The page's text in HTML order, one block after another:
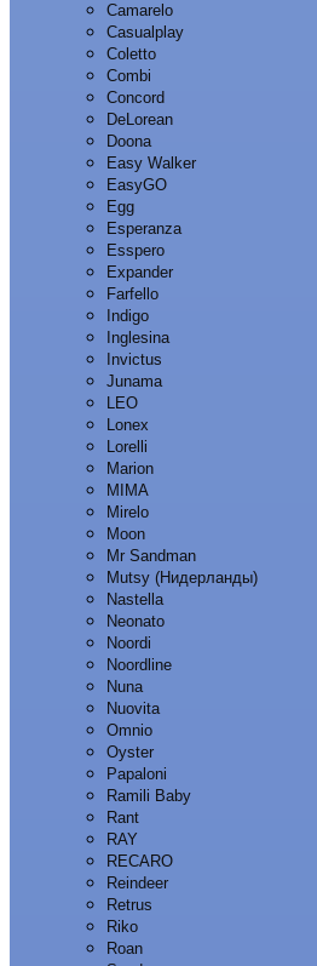
Camarelo
Casualplay
Coletto
Combi
Concord
DeLorean
Doona
Easy Walker
EasyGO
Egg
Esperanza
Esspero
Expander
Farfello
Indigo
Inglesina
Invictus
Junama
LEO
Lonex
Lorelli
Marion
MIMA
Mirelo
Moon
Mr Sandman
Mutsy (Нидерланды)
Nastella
Neonato
Noordi
Noordline
Nuna
Nuovita
Omnio
Oyster
Papaloni
Ramili Baby
Rant
RAY
RECARO
Reindeer
Retrus
Riko
Roan